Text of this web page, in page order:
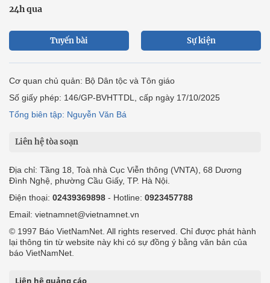
24h qua
Tuyến bài Sự kiện
Cơ quan chủ quản: Bộ Dân tộc và Tôn giáo
Số giấy phép: 146/GP-BVHTTDL, cấp ngày 17/10/2025
Tổng biên tập: Nguyễn Văn Bá
Liên hệ tòa soạn
Địa chỉ: Tầng 18, Toà nhà Cục Viễn thông (VNTA), 68 Dương
Đình Nghệ, phường Cầu Giấy, TP. Hà Nội.
Điện thoại: 02439369898 - Hotline: 0923457788
Email: vietnamnet@vietnamnet.vn
© 1997 Báo VietNamNet. All rights reserved. Chỉ được phát hành
lại thông tin từ website này khi có sự đồng ý bằng văn bản của
báo VietNamNet.
Liên hệ quảng cáo